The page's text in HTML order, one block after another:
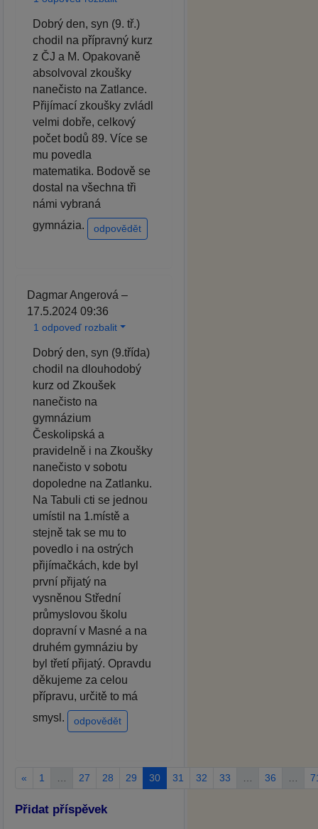
Dobrý den, syn (9. tř.)
chodil na přípravný kurz
z ČJ a M. Opakovaně
absolvoval zkoušky
nanečisto na Zatlance.
Přijímací zkoušky zvládl
velmi dobře, celkový
počet bodů 89. Více se
mu povedla
matematika. Bodově se
dostal na všechna tři
námi vybraná
gymnázia.
odpovědět
Dagmar Angerová –
17.5.2024 09:36
1 odpoveď rozbalit
Dobrý den, syn (9.třída)
chodil na dlouhodobý
kurz od Zkoušek
nanečisto na
gymnázium
Českolipská a
pravidelně i na Zkoušky
nanečisto v sobotu
dopoledne na Zatlanku.
Na Tabuli cti se jednou
umístil na 1.místě a
stejně tak se mu to
povedlo i na ostrých
přijímačkách, kde byl
první přijatý na
vysněnou Střední
průmyslovou školu
dopravní v Masné a na
druhém gymnáziu by
byl třetí přijatý. Opravdu
děkujeme za celou
přípravu, určitě to má
smysl.
odpovědět
« 1 27 28 29 30 31 32 33 36
Přidat příspěvek